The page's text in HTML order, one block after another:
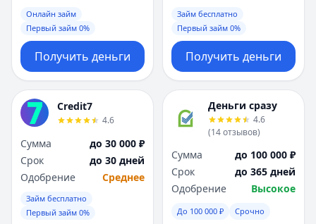
Сочи
Сургут
Т
Тверь
Тольятти
Томск
Тула
Ульяновск
Уфа
Х
Сочи
Сургут
Т
Тверь
Тольятти
Томск
Тула
Ульяновск
Уфа
Х
Онлайн займ
Первый займ 0%
Получить деньги
Займ бесплатно
Первый займ 0%
Получить деньги
Credit7
4.6
Сумма
до 30 000 ₽
Срок
до 30 дней
Одобрение
Среднее
Займ бесплатно
Первый займ 0%
Деньги сразу
4.6
(14отзывов)
Сумма
до 100 000 ₽
Срок
до 365 дней
Одобрение
Высокое
До 100 000 ₽ Срочно